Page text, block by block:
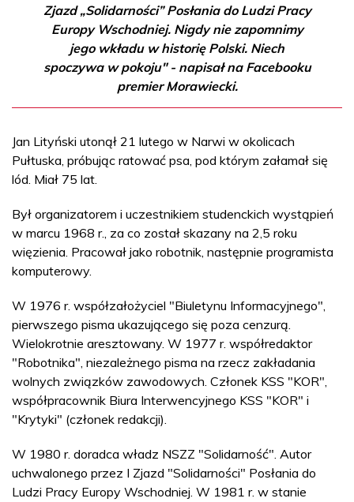
Zjazd „Solidarności” Posłania do Ludzi Pracy
Europy Wschodniej. Nigdy nie zapomnimy
jego wkładu w historię Polski. Niech
spoczywa w pokoju" - napisał na Facebooku
premier Morawiecki.
Jan Lityński utonął 21 lutego w Narwi w okolicach
Pułtuska, próbując ratować psa, pod którym załamał się
lód. Miał 75 lat.
Był organizatorem i uczestnikiem studenckich wystąpień
w marcu 1968 r., za co został skazany na 2,5 roku
więzienia. Pracował jako robotnik, następnie programista
komputerowy.
W 1976 r. współzałożyciel "Biuletynu Informacyjnego",
pierwszego pisma ukazującego się poza cenzurą.
Wielokrotnie aresztowany. W 1977 r. współredaktor
"Robotnika", niezależnego pisma na rzecz zakładania
wolnych związków zawodowych. Członek KSS "KOR",
współpracownik Biura Interwencyjnego KSS "KOR" i
"Krytyki" (członek redakcji).
W 1980 r. doradca władz NSZZ "Solidarność". Autor
uchwalonego przez I Zjazd "Solidarności" Posłania do
Ludzi Pracy Europy Wschodniej. W 1981 r. w stanie